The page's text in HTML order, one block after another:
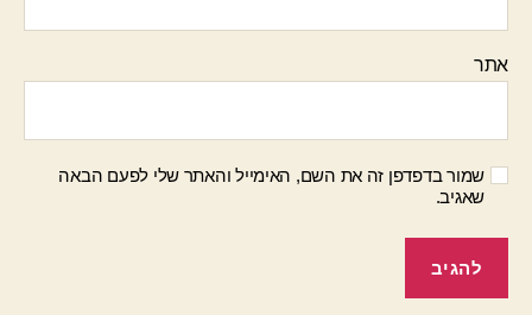
אתר
שמור בדפדפן זה את השם, האימייל והאתר שלי לפעם הבאה
שאגיב.